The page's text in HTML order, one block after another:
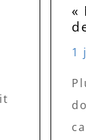
«
1